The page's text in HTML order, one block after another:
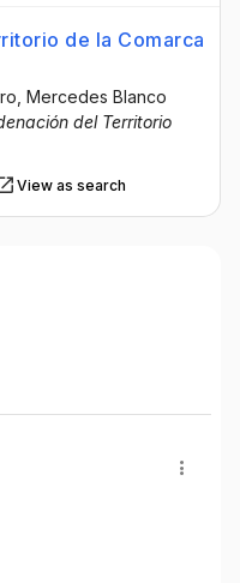
de la Comarca
, Mercedes Blanco
del Territorio
View as search